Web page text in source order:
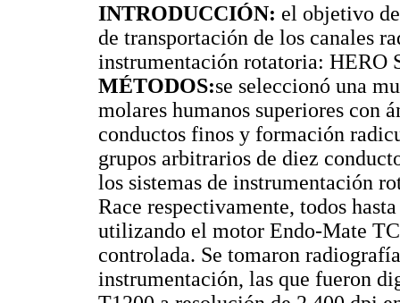
INTRODUCCIÓN: el objetivo
de transportación de los canales
instrumentación rotatoria: HERO
MÉTODOS:se seleccionó una
molares humanos superiores con
conductos finos y formación
grupos arbitrarios de diez
los sistemas de instrumentación
Race respectivamente, todos
utilizando el motor Endo-Mate
controlada. Se tomaron
instrumentación, las que fueron